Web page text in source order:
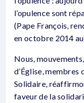
l’opulence sont
(Pape François,
en octobre 2014
Nous,
d’Église,
Solidaire,
faveur de la